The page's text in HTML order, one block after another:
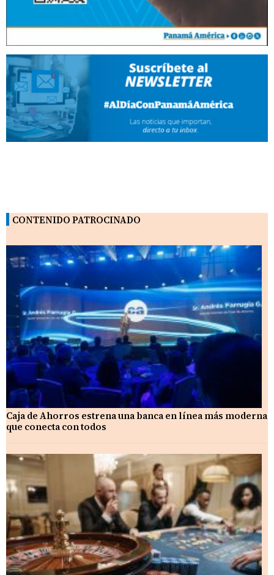
CONTENIDO PATROCINADO
Caja de Ahorros estrena una banca en línea más moderna
que conecta con todos